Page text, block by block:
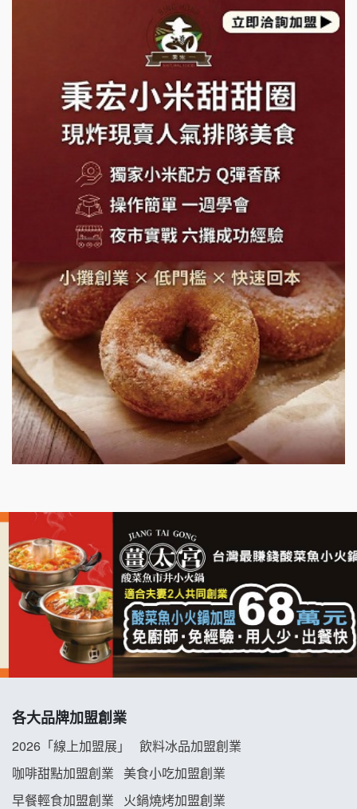
莫尼早餐Morni加盟說明會
手作功夫茶加盟說明會
SHARE TEA歇腳亭加盟說明會
潮味決-湯滷專門店加盟說明會
鬍子茶加盟說明會
鮮茶道加盟說明會
微風亭鐵板燒加盟說明會
漫步藍咖啡加盟說明會
明石章魚燒加盟說明會
出櫃加盟說明會
千香漢堡加盟說明會
拉亞漢堡加盟說明會
杜芳子古味茶鋪加盟說明會
優握握×酸奶大獅加盟說明會
冬城門加盟說明會
龍涎居好湯加盟說明會
各大品牌加盟創業
2026「線上加盟展」
飲料冰品加盟創業
咖啡甜點加盟創業
美食小吃加盟創業
早餐輕食加盟創業
火鍋燒烤加盟創業